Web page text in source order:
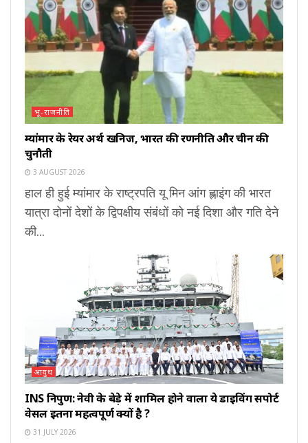
भू-राजनीति
म्यांमार के रेयर अर्थ खनिज, भारत की रणनीति और चीन की
चुनौती
3 AUGUST 2026
हाल ही हुई म्यांमार के राष्ट्रपति यू मिन आंग ह्लाइंग की भारत
यात्रा दोनों देशों के द्विपक्षीय संबंधों को नई दिशा और गति देने
की...
आयुध
INS निपुण: नेवी के बेड़े में शामिल होने वाला ये डाइविंग सपोर्ट
वेसल इतना महत्वपूर्ण क्यों है ?
31 JULY 2026